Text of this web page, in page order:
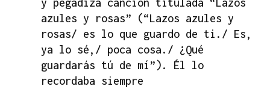
y pegadiza canción titulada “Lazos
azules y rosas” (“Lazos azules y
rosas/ es lo que guardo de ti./ Es,
ya lo sé,/ poca cosa./ ¿Qué
guardarás tú de mí”). Él lo
recordaba siempre